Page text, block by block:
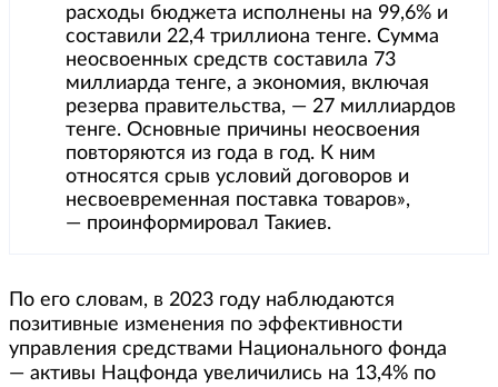
расходы бюджета исполнены на 99,6% и
составили 22,4 триллиона тенге. Сумма
неосвоенных средств составила 73
миллиарда тенге, а экономия, включая
резерва правительства, — 27 миллиардов
тенге. Основные причины неосвоения
повторяются из года в год. К ним
относятся срыв условий договоров и
несвоевременная поставка товаров»,
— проинформировал Такиев.
По его словам, в 2023 году наблюдаются
позитивные изменения по эффективности
управления средствами Национального фонда
— активы Нацфонда увеличились на 13,4% по